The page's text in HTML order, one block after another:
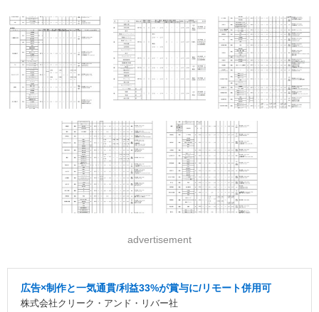
advertisement
広告×制作と一気通貫/利益33%が賞与に/リモート併用可
株式会社クリーク・アンド・リバー社